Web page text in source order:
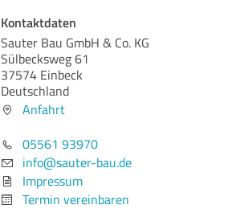
Kontaktdaten
Sauter Bau GmbH & Co. KG
Sülbecksweg 61
37574 Einbeck
Deutschland
Anfahrt
05561 93970
info@sauter-bau.de
Impressum
Termin vereinbaren